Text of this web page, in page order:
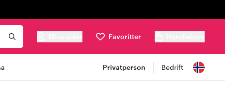
Favoritter
Privatperson Bedrift